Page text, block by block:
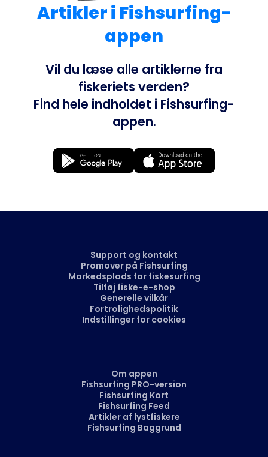
Artikler i Fishsurfing-
appen
Vil du læse alle artiklerne fra
fiskeriets verden?
Find hele indholdet i Fishsurfing-
appen.
Support og kontakt
Promover på Fishsurfing
Markedsplads for fiskesurfing
Tilføj fiske-e-shop
Generelle vilkår
Fortrolighedspolitik
Indstillinger for cookies
Om appen
Fishsurfing PRO-version
Fishsurfing Kort
Fishsurfing Feed
Artikler af lystfiskere
Fishsurfing Baggrund